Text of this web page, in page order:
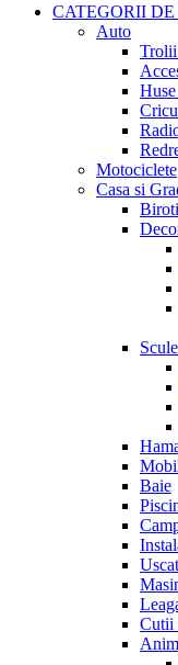
CATEGORII DE
Auto
Trolii
Motociclete
Casa si
Baie
Cutii